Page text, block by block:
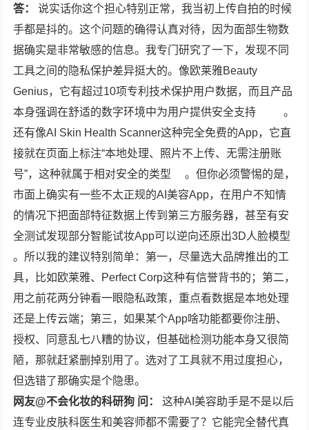
答：
说实话你这个担心特别正常，我当初上传自拍的时候
手都是抖的。这个问题的确得认真对待，因为面部生物数
据确实是非常敏感的信息。我专门研究了一下，发现不同
工具之间的隐私保护差异挺大的。像欧莱雅Beauty
Genius，它有超过10项专利技术保护用户数据，而且产品
本身强调在舒适的数字环境中为用户提供安全支持
。
还有像AI Skin Health Scanner这种完全免费的App，它直
接就在页面上标注“本地处理、照片不上传、无需注册账
号”，这种就属于相对安全的类型
。但你必须警惕的是，
市面上确实有一些不太正规的AI美容App，在用户不知情
的情况下把面部特征数据上传到第三方服务器，甚至有安
全测试发现部分智能试妆App可以逆向还原出3D人脸模型
。所以我的建议特别简单：第一，尽量选大品牌推出的工
具，比如欧莱雅、Perfect Corp这种有信誉背书的；第二，
用之前花两分钟看一眼隐私政策，重点看数据是本地处理
还是上传云端；第三，如果某个App啥功能都要你注册、
授权、同意乱七八糟的协议，但基础检测功能本身又很简
陋，那就赶紧删掉别用了。选对了工具就不用过度担心，
但选错了那确实是个隐患。
网友@不会化妆的科研狗 问：
这种AI美容助手是不是以后
连专业皮肤科医生和美容师都不需要了？它能完全替代真